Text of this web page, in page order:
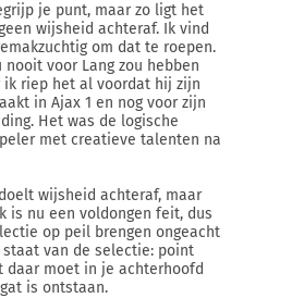
je punt, maar zo ligt het
wijsheid achteraf. Ik vind
om dat te roepen.
voor Lang zou hebben
ik riep het al voordat hij zijn
in Ajax 1 en nog voor zijn
Het was de logische
met creatieve talenten na
wijsheid achteraf, maar
is nu een voldongen feit, dus
op peil brengen ongeacht
staat van de selectie: point
daar moet in je achterhoofd
is ontstaan.